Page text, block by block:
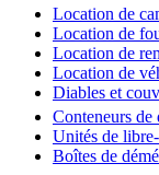
Location de
Location de
Location de
Location de
Diables et
Conteneurs de
Unités de
Boîtes de